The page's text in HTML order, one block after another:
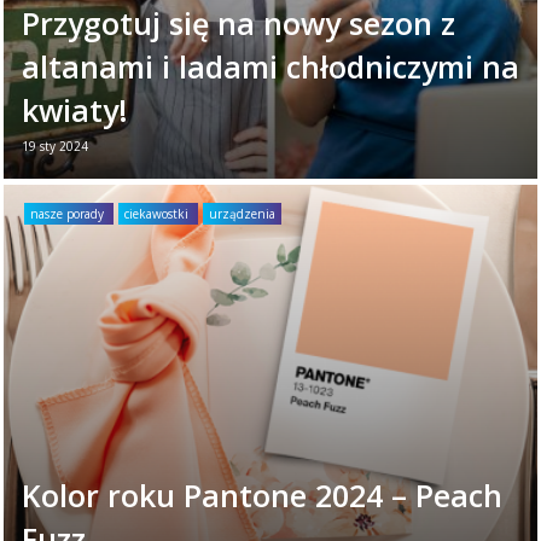
Przygotuj się na nowy sezon z
altanami i ladami chłodniczymi na
kwiaty!
19 sty 2024
Sprzedaż kwiatów to wyjątkowo przyjemne,
a jednocześnie trudne przedsięwzięcie
biznesowe. Kwiaty cięte są bardzo pięknym,
ale też ...
Czytaj więcej →
nasze porady ciekawostki urządzenia
Kolor roku Pantone 2024 – Peach